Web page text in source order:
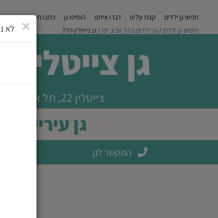
חפשו גן ילדים קצת עלינו דברו איתנו הוסיפו גן כתבו חוות דעת
חיפוש גן ילדים / גני ילדים בתל אביב יפו/ גן צייטלין-הלל
גן צייטלין-
צייטלין 22, תל אביב יפו
גן עירייה
התקשר לגן
סגירה
לא